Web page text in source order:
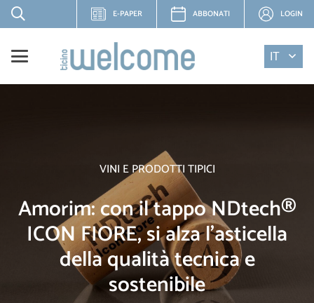
E-PAPER ABBONATI LOGIN
IT
VINI E PRODOTTI TIPICI
Amorim: con il tappo NDtech®
ICON FIORE, si alza l'asticella
della qualità tecnica e
sostenibile